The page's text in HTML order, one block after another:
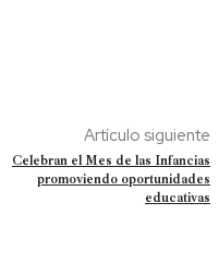
Artículo siguiente
Celebran el Mes de las Infancias
promoviendo oportunidades
educativas